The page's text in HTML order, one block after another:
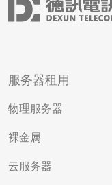
服务器租用
物理服务器
裸金属
云服务器